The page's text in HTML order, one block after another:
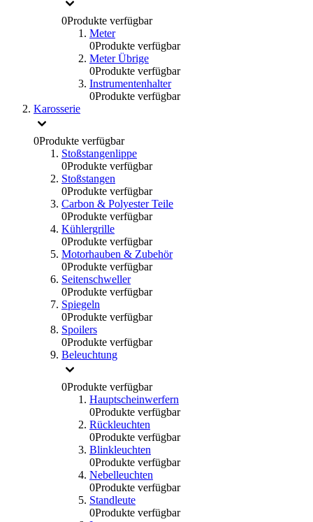
0Produkte verfügbar
Meter
0Produkte verfügbar
Meter Übrige
0Produkte verfügbar
Instrumentenhalter
0Produkte verfügbar
Karosserie
0Produkte verfügbar
Stoßstangenlippe
0Produkte verfügbar
Stoßstangen
0Produkte verfügbar
Carbon & Polyester Teile
0Produkte verfügbar
Kühlergrille
0Produkte verfügbar
Motorhauben & Zubehör
0Produkte verfügbar
Seitenschweller
0Produkte verfügbar
Spiegeln
0Produkte verfügbar
Spoilers
0Produkte verfügbar
Beleuchtung
0Produkte verfügbar
Hauptscheinwerfern
0Produkte verfügbar
Rückleuchten
0Produkte verfügbar
Blinkleuchten
0Produkte verfügbar
Nebelleuchten
0Produkte verfügbar
Standleute
0Produkte verfügbar